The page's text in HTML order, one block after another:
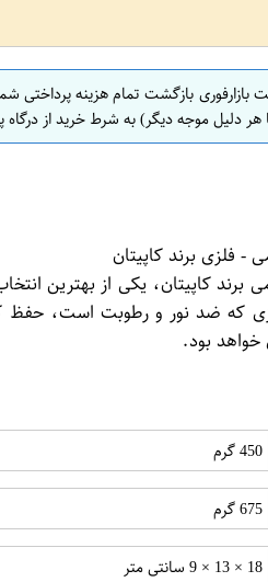
بازارفوری بازگشت تمام هزینه
دلیل موجه دیگر) به شرط خرید از
ممتاز سیلان450 گرمی برند
که ضد نور و رطوبت است، حفظ
خواهد بود.
450 گرم
675 گرم
18 × 13 × 9 سانتی متر